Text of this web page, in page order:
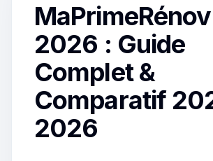
MaPrimeRénov
2026 : Guide
Complet &
Comparatif
2026